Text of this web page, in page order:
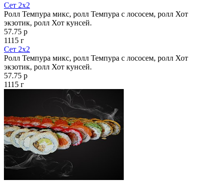
Сет 2х2
Ролл Темпура микс, ролл Темпура с лососем, ролл Хот
экзотик, ролл Хот кунсей.
57.75 р
1115 г
Сет 2х2
Ролл Темпура микс, ролл Темпура с лососем, ролл Хот
экзотик, ролл Хот кунсей.
57.75 р
1115 г